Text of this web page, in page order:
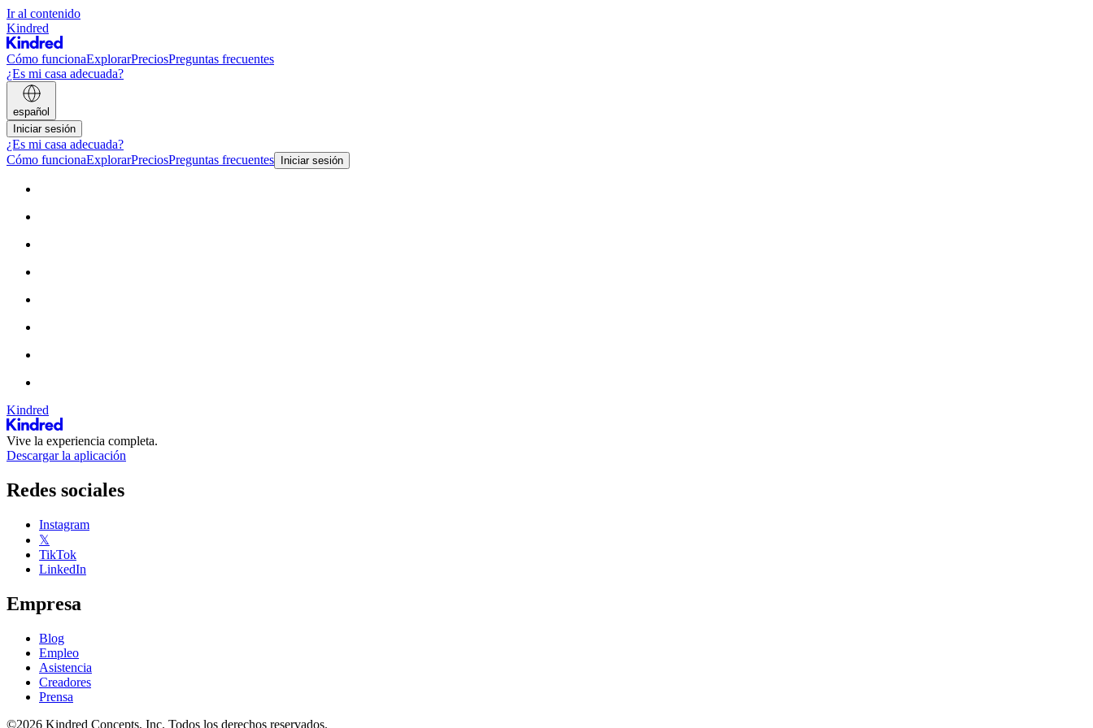
Ir al contenido
Kindred
Cómo funcionaExplorarPreciosPreguntas frecuentes
¿Es mi casa adecuada?
español
Iniciar sesión
¿Es mi casa adecuada?
Cómo funcionaExplorarPreciosPreguntas frecuentes Iniciar sesión
Kindred
Vive la experiencia completa.
Descargar la aplicación
Redes sociales
Instagram
𝕏
TikTok
LinkedIn
Empresa
Blog
Empleo
Asistencia
Creadores
Prensa
©2026 Kindred Concepts, Inc. Todos los derechos reservados.